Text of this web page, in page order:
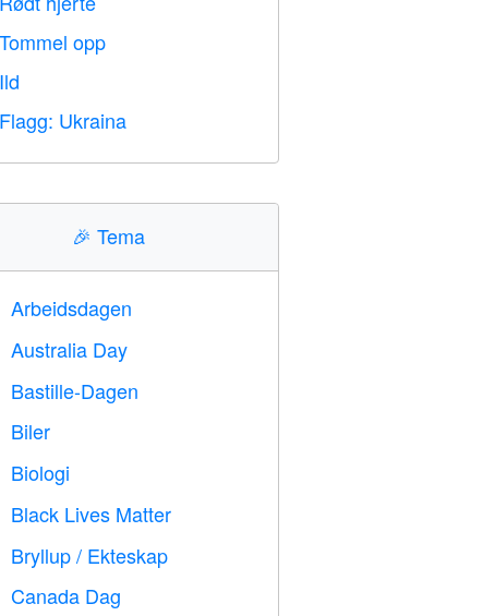
Tommel opp
Ild
Flagg: Ukraina
🎉Tema
Arbeidsdagen
Australia Day
Bastille-Dagen
Biler
Biologi
Black Lives Matter
Bryllup / Ekteskap
Canada Dag